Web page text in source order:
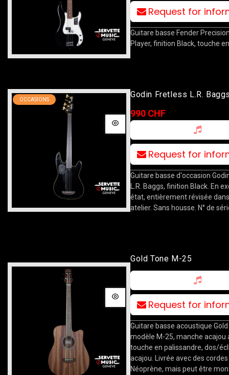
Request for
Guitare basse Fender
Player, finition Black, touche
OCCASIONS
Godin Fretless L.R.
990 CHF
Request for
Guitare basse d'occasion
L.R. Baggs, finition Black. En
état, entièrement révisée
atelier. Sans housse. N° de
Gold Tone M-25
Request for
Guitare basse acoustique Gold
modèle M-25, manche acajou
touche en palissandre, dos/
acajou. Livrée avec des
Néoprène, mais peut être